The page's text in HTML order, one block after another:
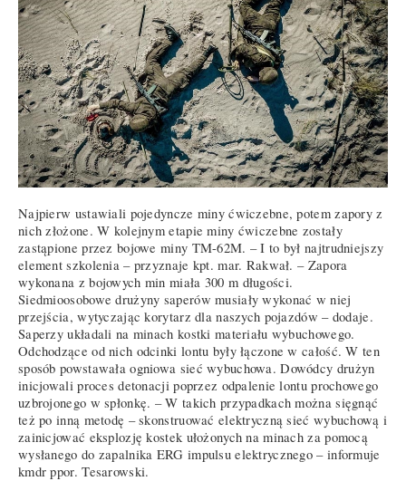
Najpierw ustawiali pojedyncze miny ćwiczebne, potem zapory z
nich złożone. W kolejnym etapie miny ćwiczebne zostały
zastąpione przez bojowe miny TM-62M. – I to był najtrudniejszy
element szkolenia – przyznaje kpt. mar. Rakwał. – Zapora
wykonana z bojowych min miała 300 m długości.
Siedmioosobowe drużyny saperów musiały wykonać w niej
przejścia, wytyczając korytarz dla naszych pojazdów – dodaje.
Saperzy układali na minach kostki materiału wybuchowego.
Odchodzące od nich odcinki lontu były łączone w całość. W ten
sposób powstawała ogniowa sieć wybuchowa. Dowódcy drużyn
inicjowali proces detonacji poprzez odpalenie lontu prochowego
uzbrojonego w spłonkę. – W takich przypadkach można sięgnąć
też po inną metodę – skonstruować elektryczną sieć wybuchową i
zainicjować eksplozję kostek ułożonych na minach za pomocą
wysłanego do zapalnika ERG impulsu elektrycznego – informuje
kmdr ppor. Tesarowski.